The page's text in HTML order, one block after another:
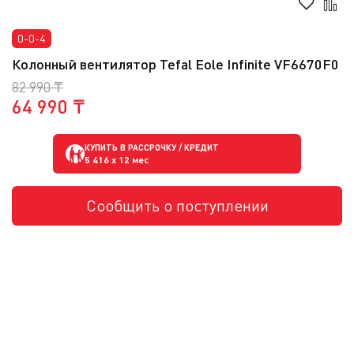
0-0-4
Колонный вентилятор Tefal Eole Infinite VF6670F0
82 990 ₸
64 990 ₸
КУПИТЬ В РАССРОЧКУ / КРЕДИТ
5 416 x 12 мес
Сообщить о поступлении